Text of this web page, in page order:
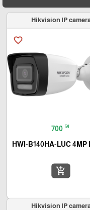
Hikvision IP
favorite_border
700 ₪
HWI-B140HA-LUC 4MP
add_shopping_cart
Hikvision IP